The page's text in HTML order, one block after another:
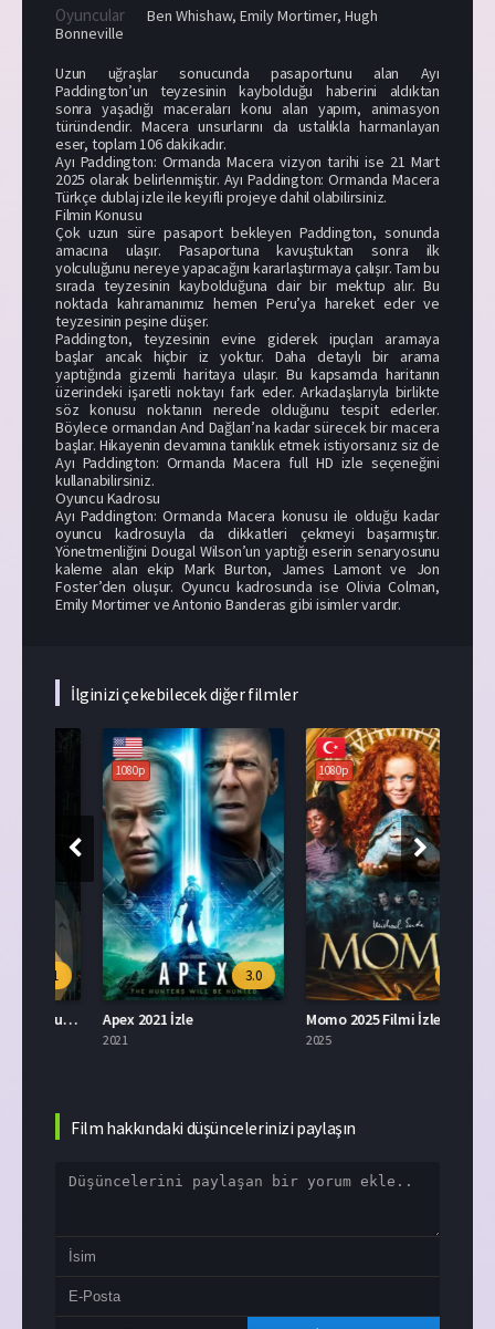
Oyuncular Ben Whishaw, Emily Mortimer, Hugh
Bonneville
Uzun uğraşlar sonucunda pasaportunu alan Ayı
Paddington’un teyzesinin kaybolduğu haberini aldıktan
sonra yaşadığı maceraları konu alan yapım, animasyon
türündendir. Macera unsurlarını da ustalıkla harmanlayan
eser, toplam 106 dakikadır.
Ayı Paddington: Ormanda Macera vizyon tarihi ise 21 Mart
2025 olarak belirlenmiştir. Ayı Paddington: Ormanda Macera
Türkçe dublaj izle ile keyifli projeye dahil olabilirsiniz.
Filmin Konusu
Çok uzun süre pasaport bekleyen Paddington, sonunda
amacına ulaşır. Pasaportuna kavuştuktan sonra ilk
yolculuğunu nereye yapacağını kararlaştırmaya çalışır. Tam bu
sırada teyzesinin kaybolduğuna dair bir mektup alır. Bu
noktada kahramanımız hemen Peru’ya hareket eder ve
teyzesinin peşine düşer.
Paddington, teyzesinin evine giderek ipuçları aramaya
başlar ancak hiçbir iz yoktur. Daha detaylı bir arama
yaptığında gizemli haritaya ulaşır. Bu kapsamda haritanın
üzerindeki işaretli noktayı fark eder. Arkadaşlarıyla birlikte
söz konusu noktanın nerede olduğunu tespit ederler.
Böylece ormandan And Dağları’na kadar sürecek bir macera
başlar. Hikayenin devamına tanıklık etmek istiyorsanız siz de
Ayı Paddington: Ormanda Macera full HD izle seçeneğini
kullanabilirsiniz.
Oyuncu Kadrosu
Ayı Paddington: Ormanda Macera konusu ile olduğu kadar
oyuncu kadrosuyla da dikkatleri çekmeyi başarmıştır.
Yönetmenliğini Dougal Wilson’un yaptığı eserin senaryosunu
kaleme alan ekip Mark Burton, James Lamont ve Jon
Foster’den oluşur. Oyuncu kadrosunda ise Olivia Colman,
Emily Mortimer ve Antonio Banderas gibi isimler vardır.
İlginizi çekebilecek diğer filmler
3.0
Apex 2021 İzle
1080p
6.1
Momo 2025 Filmi İzle
Film hakkındaki düşüncelerinizi paylaşın